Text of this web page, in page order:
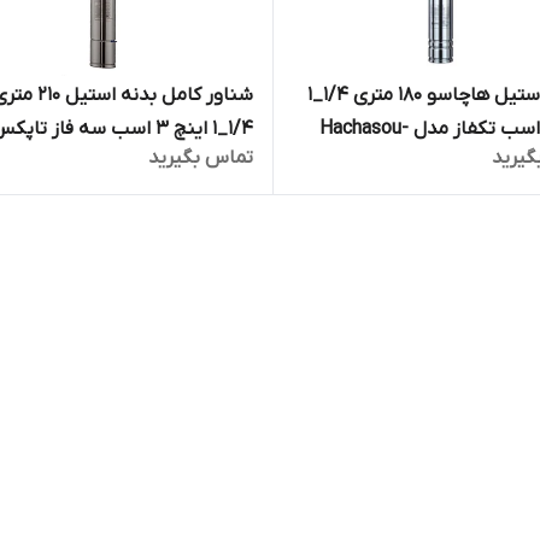
شناور استیل هاچاسو 180 متری 1/4_1
اینچ 3 اسب تکفاز مدل Hachasou-
BM
شناور کامل بدنه استیل
۱/۴_۱ اینچ 3 اسب سه فاز
استار TOPEX STAR مدل 4SS 3/30
تماس بگیرید